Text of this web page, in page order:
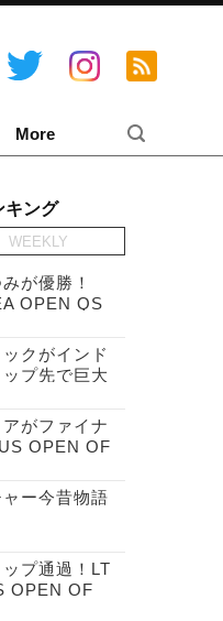
More
キング
WEEKLY
が優勝！
OPEN QS
クがインド
プ先で巨大
アがファイナ
OPEN OF
ャー今昔物語
プ通過！LT
OPEN OF